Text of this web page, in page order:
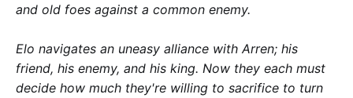
and old foes against a common enemy.
Elo navigates an uneasy alliance with Arren; his
friend, his enemy, and his king. Now they each must
decide how much they're willing to sacrifice to turn